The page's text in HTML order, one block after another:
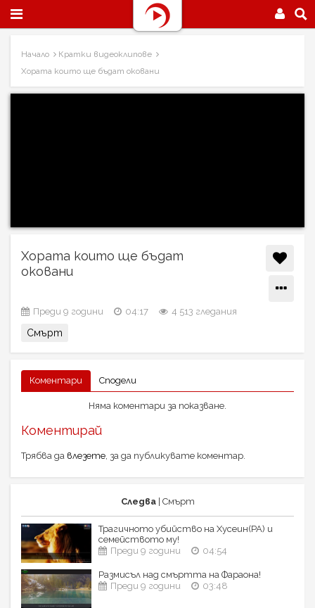
Начало
Кратки видеоклипове
Хората които ще бъдат оковани
Хората които ще бъдат
оковани
Преди 9 години 04:17 4 513 гледания
Смърт
Коментари Сподели
Няма коментари за показване.
Коментирай
Трябва да влезете, за да публикувате коментар.
Следва| Смърт
Трагичното убийство на Хусеин(РА) и
семейството му!
Преди 9 години
04:54
Размисъл над смъртта на Фараона!
Преди 9 години
03:48